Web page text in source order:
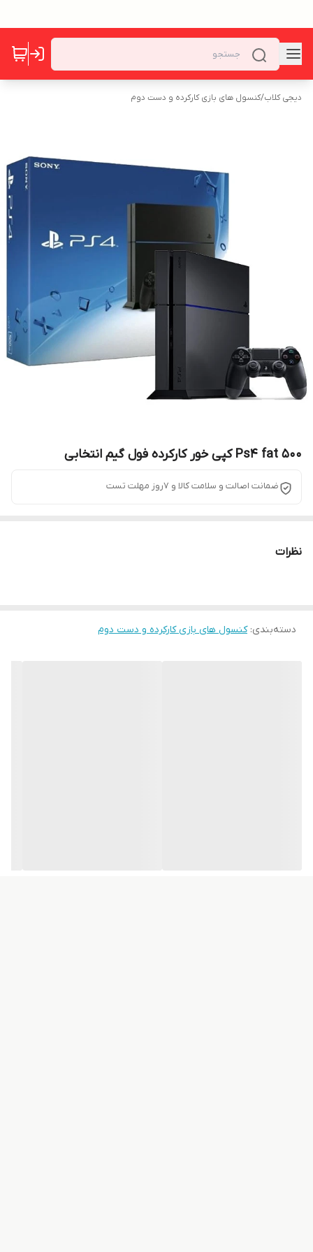
دیجی کلاب/کنسول های بازی کارکرده و دست دوم
Ps4 fat 500 کپی خور کارکرده فول گیم انتخابی
ضمانت اصالت و سلامت کالا و 7روز مهلت تست
نظرات
دسته‌بندی:کنسول های بازی کارکرده و دست دوم